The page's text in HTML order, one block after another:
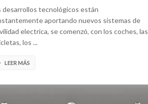
desarrollos tecnológicos están
aportando nuevos sistemas de
electrica, se comenzó, con los coches, las
los ...
LEER MÁS